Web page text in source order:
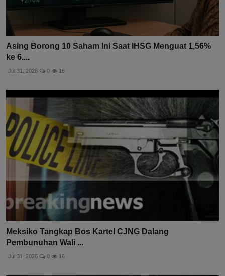
Asing Borong 10 Saham Ini Saat IHSG Menguat 1,56%
ke 6....
Jul 31, 2026 0 16
Meksiko Tangkap Bos Kartel CJNG Dalang
Pembunuhan Wali ...
Jul 31, 2026 0 16